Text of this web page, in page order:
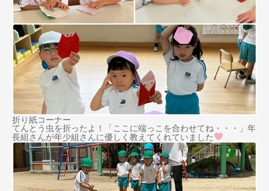
折り紙コーナー
てんとう虫を折ったよ！「ここに端っこを合わせてね・・・」年
長組さんが年少組さんに優しく教えてくれていました